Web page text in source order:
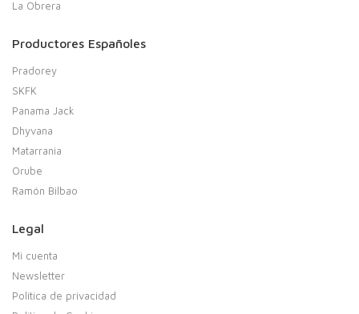
La Obrera
Productores Españoles
Pradorey
SKFK
Panama Jack
Dhyvana
Matarrania
Orube
Ramón Bilbao
Legal
Mi cuenta
Newsletter
Política de privacidad